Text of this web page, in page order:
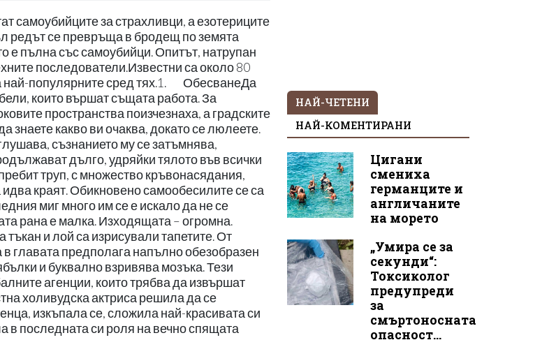
самоубийците за страхливци, а езотериците
редът се превръща в бродещ по земята
е пълна със самоубийци. Опитът, натрупан
последователи.Известни са около 80
най-популярните сред тях.1. ОбесванеДа
които вършат същата работа. За
пространства поизчезнаха, а градските
знаете какво ви очаква, докато се люлеете.
съзнанието му се затъмнява,
дълго, удряйки тялото във всички
труп, с множество кръвонасядания,
краят. Обикновено самообесилите се са
миг много им се е искало да не се
рана е малка. Изходящата – огромна.
и лой са изрисували тапетите. От
главата предполага напълно обезобразен
и буквално взривява мозъка. Тези
агенции, които трябва да извършат
холивудска актриса решила да се
изкъпала се, сложила най-красивата си
в последната си роля на вечно спящата
НАЙ-ЧЕТЕНИ
НАЙ-КОМЕНТИРАНИ
Цигани
смениха
германците и
англичаните
на морето
„Умира се за
секунди“:
Токсиколог
предупреди
за
смъртоносната
опасност...